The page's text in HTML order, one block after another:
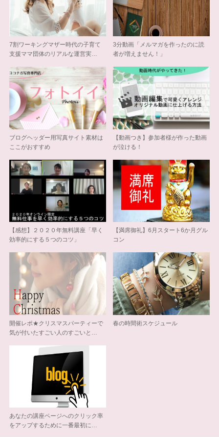
7割ワーキングマザー時代の子育て
支援ママ団体のリアルな運営実…
3分動画「メルマガを作ったのに読
者が増えません！」
ブログヘッダー用写真サイト素材は
ここがおすすめ
【動画つき】参加者様が作った動画
が泣ける！
【感想】２０２０年無料講座「早く
効率的にする５つのコツ」
【満席御礼】6月スタート6か月グル
コン
開催レポ★クリスマスパーティーで
気が付いたすごい人のすごいと…
春の時間術スケジュール
あなたの講座ページへのクリック率
をアップするために一番最初に…